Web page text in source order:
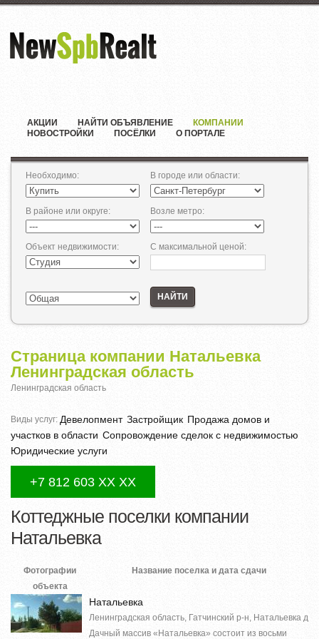
АКЦИИ НАЙТИ ОБЪЯВЛЕНИЕ
КОМПАНИИ
НОВОСТРОЙКИ
ПОСЁЛКИ О ПОРТАЛЕ
Необходимо: В городе или области:
В районе или округе: Возле метро:
Объект недвижимости: С максимальной ценой:
НАЙТИ
Страница компании Натальевка
Ленинградская область
Ленинградская область
Виды услуг: Девелопмент Застройщик Продажа домов и
участков в области Сопровождение сделок с недвижимостью
Юридические услуги
+7 812 603 XX XX
Коттеджные поселки компании
Натальевка
Фотографии
объекта
Название поселка и дата сдачи
Натальевка
Ленинградская область, Гатчинский р-н, Натальевка д
Дачный массив «Натальевка» состоит из восьми